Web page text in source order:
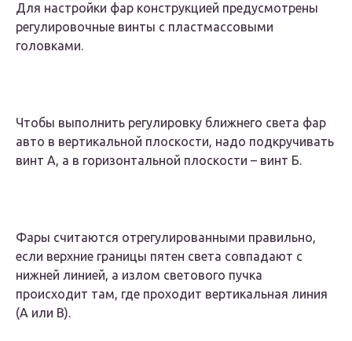
Для настройки фар конструкцией предусмотрены
регулировочные винты с пластмассовыми
головками.
Чтобы выполнить регулировку ближнего света фар
авто в вертикальной плоскости, надо подкручивать
винт А, а в горизонтальной плоскости – винт Б.
Фары считаются отрегулированными правильно,
если верхние границы пятен света совпадают с
нижней линией, а излом светового пучка
происходит там, где проходит вертикальная линия
(А или В).